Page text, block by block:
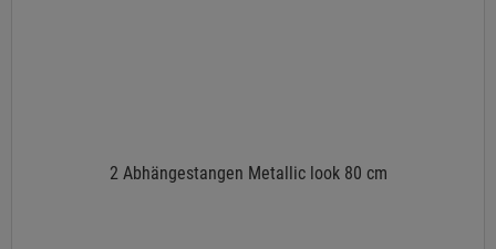
2 Abhängestangen Metallic look 80 cm